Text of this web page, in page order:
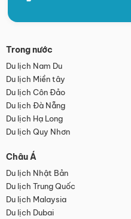
Trong nước
Du lịch Nam Du
Du lịch Miền tây
Du lịch Côn Đảo
Du lịch Đà Nẵng
Du lịch Hạ Long
Du lịch Quy Nhơn
Châu Á
Du lịch Nhật Bản
Du lịch Trung Quốc
Du lịch Malaysia
Du lịch Dubai